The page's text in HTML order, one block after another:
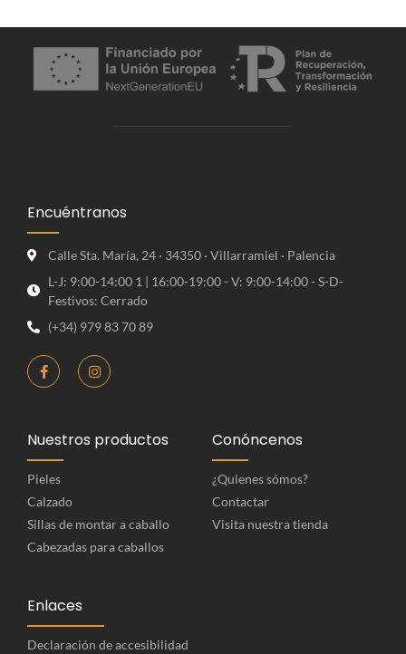
Encuéntranos
Calle Sta. María, 24 · 34350 · Villarramiel · Palencia
L-J: 9:00-14:00 1 | 16:00-19:00 - V: 9:00-14:00 - S-D-
Festivos: Cerrado
(+34) 979 83 70 89
Nuestros productos
Pieles
Calzado
Sillas de montar a caballo
Cabezadas para caballos
Conóncenos
¿Quienes sómos?
Contactar
Visita nuestra tienda
Enlaces
Declaración de accesibilidad